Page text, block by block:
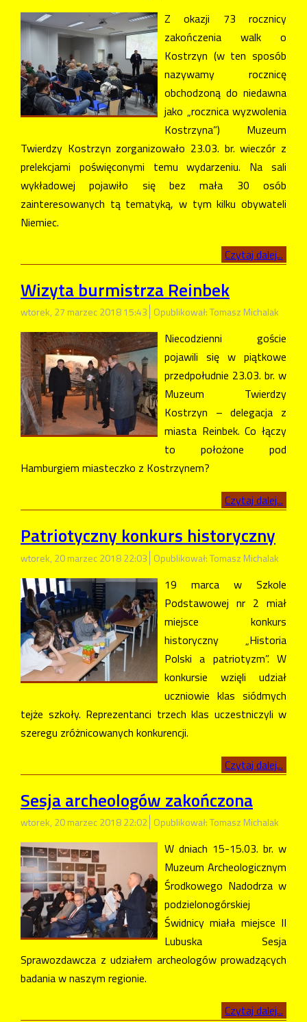
Z okazji 73 rocznicy
zakończenia walk o
Kostrzyn (w ten sposób
nazywamy rocznicę
obchodzoną do niedawna
jako „rocznica wyzwolenia
Kostrzyna”) Muzeum
Twierdzy Kostrzyn zorganizowało 23.03. br. wieczór z
prelekcjami poświęconymi temu wydarzeniu. Na sali
wykładowej pojawiło się bez mała 30 osób
zainteresowanych tą tematyką, w tym kilku obywateli
Niemiec.
Czytaj dalej...
Wizyta burmistrza Reinbek
wtorek, 27 marzec 2018 15:43 Opublikował: Tomasz Michalak
Niecodzienni goście
pojawili się w piątkowe
przedpołudnie 23.03. br. w
Muzeum Twierdzy
Kostrzyn – delegacja z
miasta Reinbek. Co łączy
to położone pod
Hamburgiem miasteczko z Kostrzynem?
Czytaj dalej...
Patriotyczny konkurs historyczny
wtorek, 20 marzec 2018 22:03 Opublikował: Tomasz Michalak
19 marca w Szkole
Podstawowej nr 2 miał
miejsce konkurs
historyczny „Historia
Polski a patriotyzm”. W
konkursie wzięli udział
uczniowie klas siódmych
tejże szkoły. Reprezentanci trzech klas uczestniczyli w
szeregu zróżnicowanych konkurencji.
Czytaj dalej...
Sesja archeologów zakończona
wtorek, 20 marzec 2018 22:02 Opublikował: Tomasz Michalak
W dniach 15-15.03. br. w
Muzeum Archeologicznym
Środkowego Nadodrza w
podzielonogórskiej
Świdnicy miała miejsce II
Lubuska Sesja
Sprawozdawcza z udziałem archeologów prowadzących
badania w naszym regionie.
Czytaj dalej...